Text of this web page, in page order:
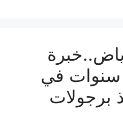
لأكثر من 10 سنوات في
برجولات